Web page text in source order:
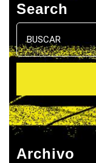
Search
Buscar:
Archivo